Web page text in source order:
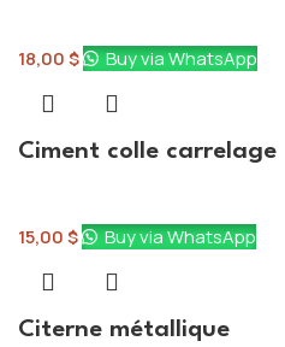
18,00$ Buy via WhatsApp
Ciment colle carrelage
15,00$ Buy via WhatsApp
Citerne métallique